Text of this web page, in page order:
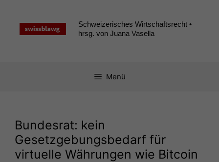
springen
Schweizerisches Wirtschaftsrecht •
hrsg. von Juana Vasella
Menü
Bundesrat: kein
Gesetzgebungsbedarf für
virtuelle Währungen wie Bitcoin